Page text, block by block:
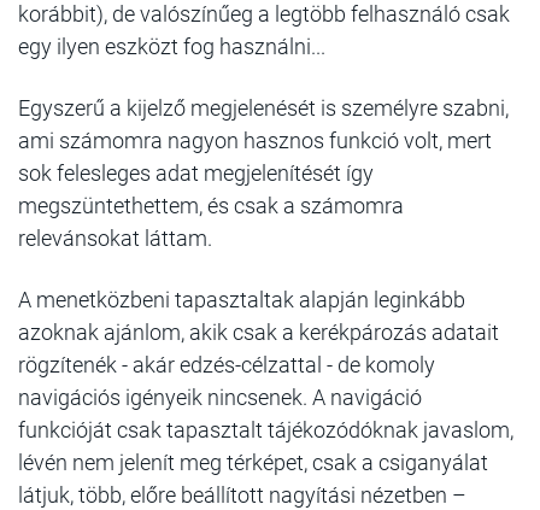
korábbit), de valószínűeg a legtöbb felhasználó csak
egy ilyen eszközt fog használni...
Egyszerű a kijelző megjelenését is személyre szabni,
ami számomra nagyon hasznos funkció volt, mert
sok felesleges adat megjelenítését így
megszüntethettem, és csak a számomra
relevánsokat láttam.
A menetközbeni tapasztaltak alapján leginkább
azoknak ajánlom, akik csak a kerékpározás adatait
rögzítenék - akár edzés-célzattal - de komoly
navigációs igényeik nincsenek. A navigáció
funkcióját csak tapasztalt tájékozódóknak javaslom,
lévén nem jelenít meg térképet, csak a csiganyálat
látjuk, több, előre beállított nagyítási nézetben –